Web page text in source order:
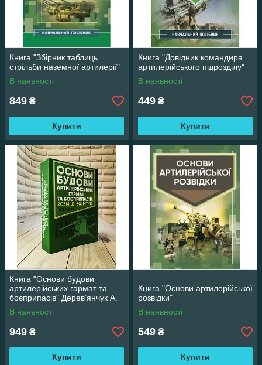
Книга "Збірник таблиць
стрільби наземної артилерії"
В наявності
849 ₴
Купити
Книга "Довідник командира
артилерійського підрозділу"
В наявності
449 ₴
Купити
Книга "Основи будови
артилерійських гармат та
боєприпасів" Дерев’янчук А.
Й.
В наявності
949 ₴
Купити
Книга "Основи артилерійської
розвідки"
В наявності
549 ₴
Купити